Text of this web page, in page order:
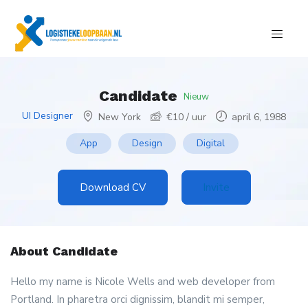
Candidate Nieuw
UI Designer New York €10 / uur
april 6, 1988
App
Design Digital
Download CV Invite
About Candidate
Hello my name is Nicole Wells and web developer from
Portland. In pharetra orci dignissim, blandit mi semper,